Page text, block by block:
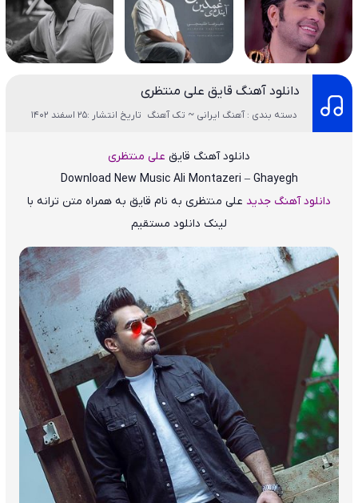
دانلود آهنگ قایق علی منتظری
دسته بندی : آهنگ ایرانی ~ تک آهنگ تاریخ انتشار :25 اسفند 1402
دانلود آهنگ قایق علی منتظری
Download New MusicAli Montazeri – Ghayegh
دانلود آهنگ جدید علی منتظری به نام قایق به همراه متن ترانه با
لینک دانلود مستقیم